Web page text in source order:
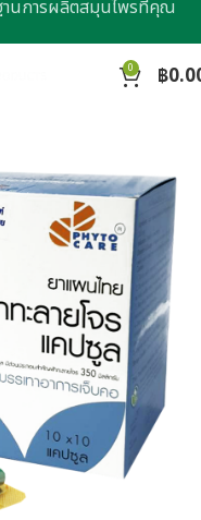
0 ฿
นการผลิตสมุนไพรที่คุณ